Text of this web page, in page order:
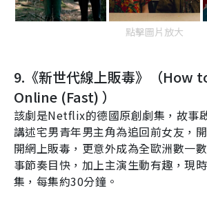
點擊圖片放大
9. 《新世代線上販毒》（How
Online (Fast) ）
該劇是Netflix的德國原創劇集，故事
講述宅男青年男主角為追回前女友，
開網上販毒，更意外成為全歐洲數一
事節奏目快，加上主演生動有趣，現
集，每集約30分鐘。